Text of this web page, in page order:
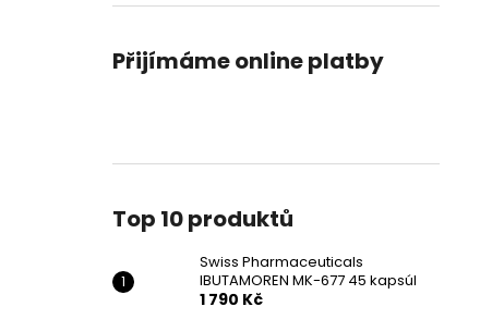
Přijímáme online platby
Top 10 produktů
Swiss Pharmaceuticals
IBUTAMOREN MK-677 45 kapsúl
1 790 Kč
SWISS PHARMACEUTICALS IBUTAMOREN
1 790 Kč
Původně: 2 190 Kč